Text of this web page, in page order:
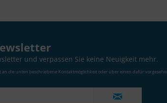
und verpassen Sie keine Neuigkeit mehr.
die unten beschriebene Kontaktmöglichkeit oder über einen dafür